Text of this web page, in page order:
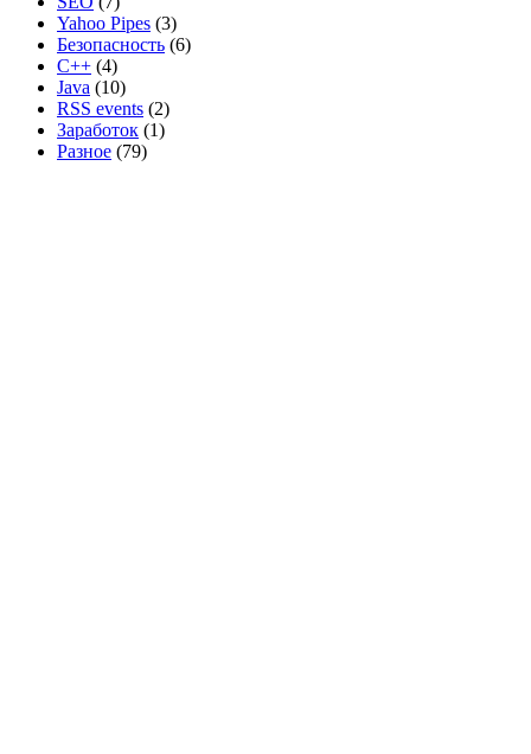
Yahoo Pipes (3)
Безопасность (6)
C++ (4)
Java (10)
RSS events (2)
Заработок (1)
Разное (79)